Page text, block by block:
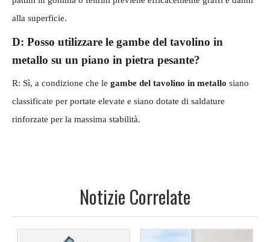
alla superficie.
D: Posso utilizzare le gambe del tavolino in
metallo su un piano in pietra pesante?
R: Sì, a condizione che le gambe del tavolino in metallo siano
classificate per portate elevate e siano dotate di saldature
rinforzate per la massima stabilità.
Notizie Correlate